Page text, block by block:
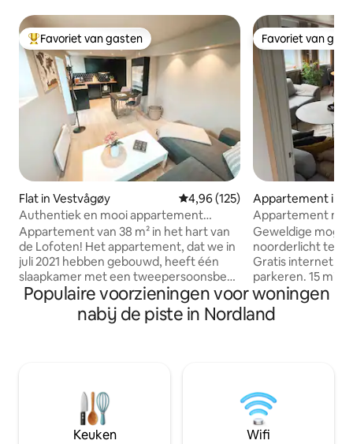
Topfavoriet van gasten
Favoriet van gasten
Flat in Vestvågøy Gemiddelde beoordeling van
4,96 (125)
Authentiek en mooi appartement
midden in de Lofoten.
Appartement van 38 m² in het hart van
de Lofoten! Het appartement, dat we in
juli 2021 hebben gebouwd, heeft één
slaapkamer met een tweepersoonsbed
en een slaapbank in de woonkamer. De
plek wordt aanbevolen voor twee
personen, of volwassenen met kinderen
Svolvær als Å. Vlak buiten het
appartement zijn er mogelijkheden
voor heerlijke bergwandelingen of om
Favoriet van
Favoriet van
Appartement in
Appartement
geweldige fjorden
Geweldige
noorderlicht te
Gratis internet.
parkeren. 15
Fjordgård! Het appartement bevindt
zich in
het prachtige
de winter,
zomer! Rustige tot rustige buurt! Er zijn
veel leuke
Populaire voorzieningen voor woningen
nabij de piste in Nordland
Keuken Wifi